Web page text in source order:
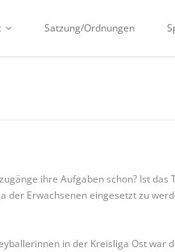
Satzung/Ordnungen
ihre Aufgaben schon? Ist
Erwachsenen eingesetzt zu
in der Kreisliga Ost